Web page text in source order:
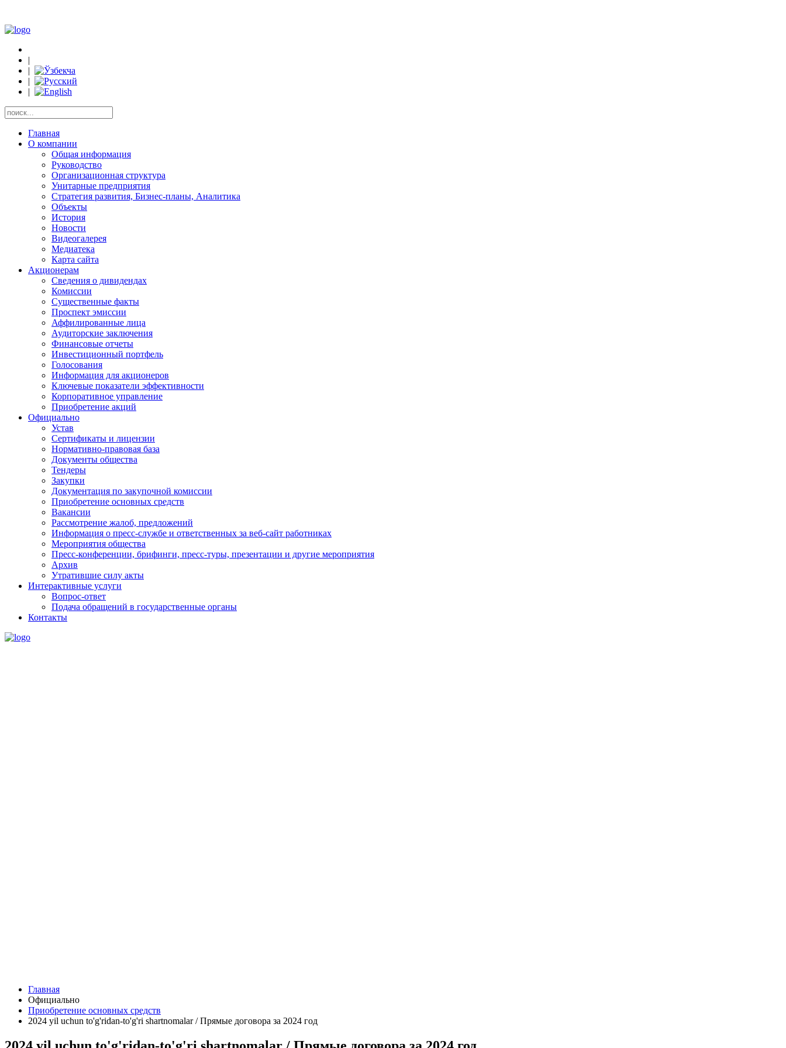
|
|
|
|
Главная
О компании
Общая информация
Руководство
Организационная структура
Унитарные предприятия
Стратегия развития, Бизнес-планы, Аналитика
Объекты
История
Новости
Видеогалерея
Медиатека
Карта сайта
Акционерам
Сведения о дивидендах
Комиссии
Существенные факты
Проспект эмиссии
Аффилированные лица
Аудиторские заключения
Финансовые отчеты
Инвестиционный портфель
Голосования
Информация для акционеров
Ключевые показатели эффективности
Корпоративное управление
Приобретение акций
Официально
Устав
Сертификаты и лицензии
Нормативно-правовая база
Документы общества
Тендеры
Закупки
Документация по закупочной комиссии
Приобретение основных средств
Вакансии
Рассмотрение жалоб, предложений
Информация о пресс-службе и ответственных за веб-сайт работниках
Мероприятия общества
Пресс-конференции, брифинги, пресс-туры, презентации и другие мероприятия
Архив
Утратившие силу акты
Интерактивные услуги
Вопрос-ответ
Подача обращений в государственные органы
Контакты
Главная
Официально
Приобретение основных средств
2024 yil uchun to'g'ridan-to'g'ri shartnomalar / Прямые договора за 2024 год